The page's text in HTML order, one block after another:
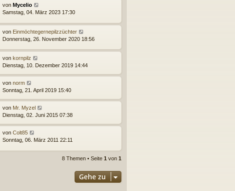
von Mycelio
Samstag, 04. März 2023 17:30
von Einmöchtegernepilzzüchter
Donnerstag, 26. November 2020 18:56
von kornpilz
Dienstag, 10. Dezember 2019 14:44
von norm
Sonntag, 21. April 2019 15:40
von Mr. Myzel
Dienstag, 02. Juni 2015 07:38
von Colt85
Sonntag, 06. März 2011 22:11
8 Themen • Seite 1 von 1
Gehe zu